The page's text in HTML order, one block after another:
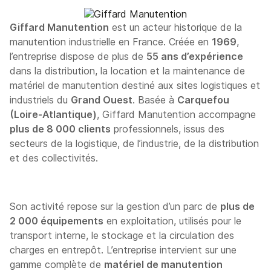
Giffard Manutention est un acteur historique de la
manutention industrielle en France. Créée en 1969,
l’entreprise dispose de plus de 55 ans d’expérience
dans la distribution, la location et la maintenance de
matériel de manutention destiné aux sites logistiques et
industriels du Grand Ouest. Basée à Carquefou
(Loire-Atlantique), Giffard Manutention accompagne
plus de 8 000 clients professionnels, issus des
secteurs de la logistique, de l’industrie, de la distribution
et des collectivités.
Son activité repose sur la gestion d’un parc de plus de
2 000 équipements en exploitation, utilisés pour le
transport interne, le stockage et la circulation des
charges en entrepôt. L’entreprise intervient sur une
gamme complète de matériel de manutention